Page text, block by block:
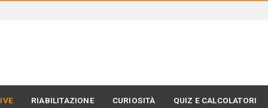
RIABILITAZIONE CURIOSITÀ QUIZ E CALCOLATORI